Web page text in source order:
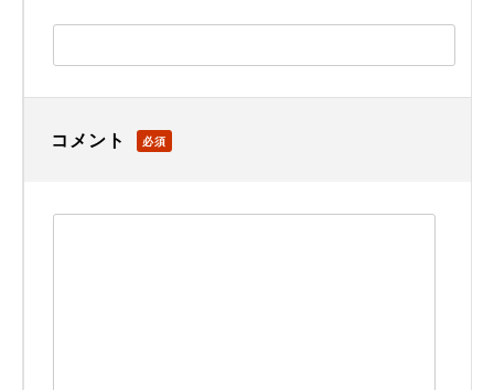
コメント 必須